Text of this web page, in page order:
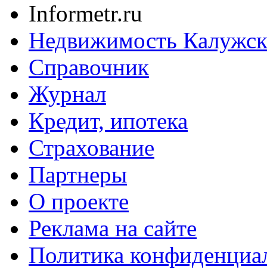
Informetr.ru
Недвижимость
Справочник
Журнал
Кредит, ипотека
Страхование
Партнеры
O проекте
Реклама на сайте
Политика